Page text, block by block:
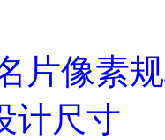
片像素
计尺寸